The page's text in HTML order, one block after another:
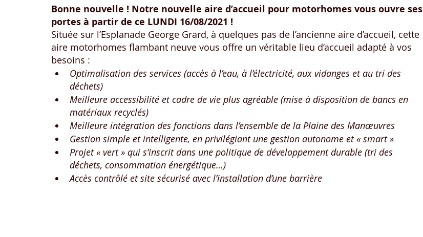
Bonne nouvelle ! Notre nouvelle aire d’accueil pour motorhomes vous ouvre ses
portes à partir de ce LUNDI 16/08/2021 !
Située sur l’Esplanade George Grard, à quelques pas de l’ancienne aire d’accueil, cette
aire motorhomes flambant neuve vous offre un véritable lieu d’accueil adapté à vos
besoins :
Optimalisation des services (accès à l’eau, à l’électricité, aux vidanges et au tri des
déchets)
Meilleure accessibilité et cadre de vie plus agréable (mise à disposition de bancs en
matériaux recyclés)
Meilleure intégration des fonctions dans l’ensemble de la Plaine des Manœuvres
Gestion simple et intelligente, en privilégiant une gestion autonome et « smart »
Projet « vert » qui s’inscrit dans une politique de développement durable (tri des
déchets, consommation énergétique…)
Accès contrôlé et site sécurisé avec l’installation d’une barrière